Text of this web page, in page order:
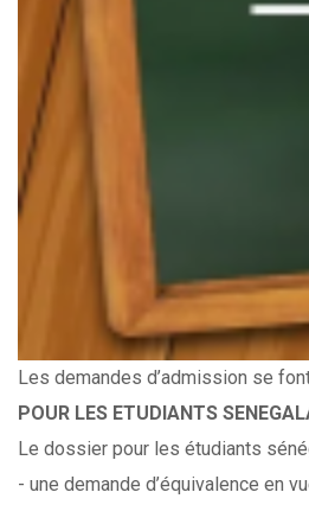
Les demandes d’admission se
POUR LES ETUDIANTS
Le dossier pour les étudiants
- une demande d’équivalence en